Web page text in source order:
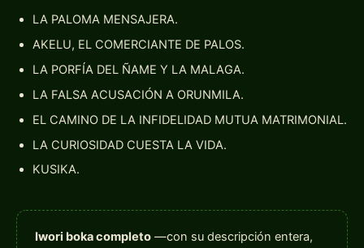
LA PALOMA MENSAJERA.
AKELU, EL COMERCIANTE DE PALOS.
LA PORFÍA DEL ÑAME Y LA MALAGA.
LA FALSA ACUSACIÓN A ORUNMILA.
EL CAMINO DE LA INFIDELIDAD MUTUA MATRIMONIAL.
LA CURIOSIDAD CUESTA LA VIDA.
KUSIKA.
Iwori boka completo—con su descripción entera,